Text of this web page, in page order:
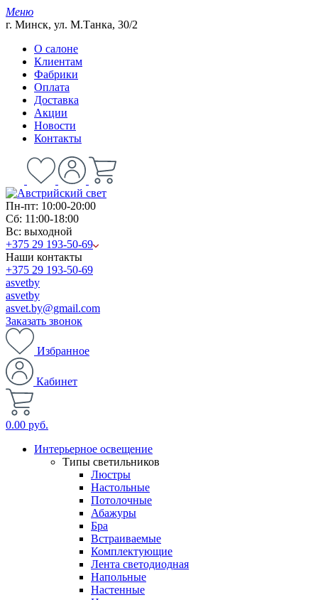
Меню
г. Минск, ул. М.Танка, 30/2
О салоне
Клиентам
Фабрики
Оплата
Доставка
Акции
Новости
Контакты
Пн-пт: 10:00-20:00
Сб: 11:00-18:00
Вс: выходной
+375 29 193-50-69
Наши контакты
+375 29 193-50-69
asvetby
asvetby
asvet.by@gmail.com
Заказать звонок
Избранное
Кабинет
0.00 руб.
Интерьерное освещение
Типы светильников
Люстры
Настольные
Потолочные
Абажуры
Бра
Встраиваемые
Комплектующие
Лента светодиодная
Напольные
Настенные